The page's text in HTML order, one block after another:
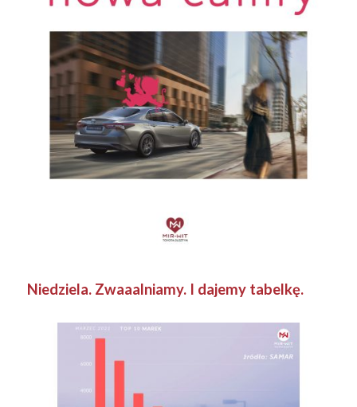
Niedziela. Zwaaalniamy. I dajemy tabelkę.